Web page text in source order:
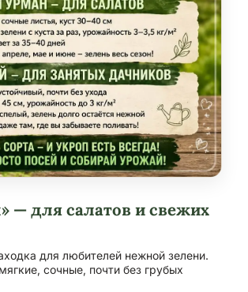
— для салатов и свежих
для любителей нежной зелени.
сочные, почти без грубых